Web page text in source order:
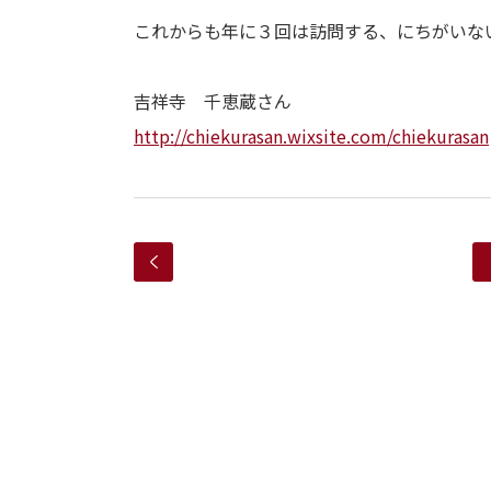
これからも年に３回は訪問する、にちがいな
吉祥寺 千恵蔵さん
http://chiekurasan.wixsite.com/chiekurasan